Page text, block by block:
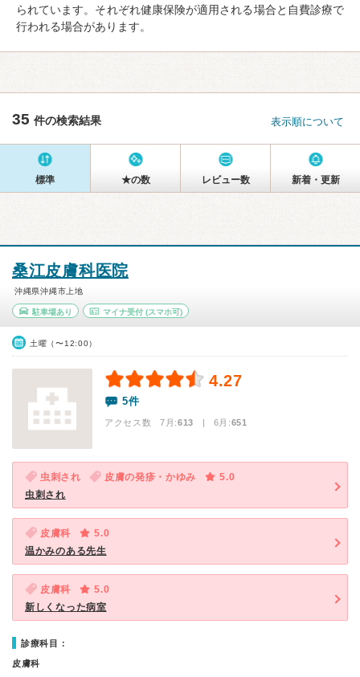
られています。それぞれ健康保険が適用される場合と自費診療で
行われる場合があります。
35 件の検索結果 表示順について
標準 ★の数 レビュー数 新着・更新
桑江皮膚科医院
沖縄県沖縄市上地
駐車場あり マイナ受付(スマホ可)
土曜（〜12:00）
4.27
5件
アクセス数 7月:613 | 6月:651
虫刺され 皮膚の発疹・かゆみ
5.0
虫刺され
皮膚科
5.0
温かみのある先生
皮膚科
5.0
新しくなった病室
診療科目：
皮膚科